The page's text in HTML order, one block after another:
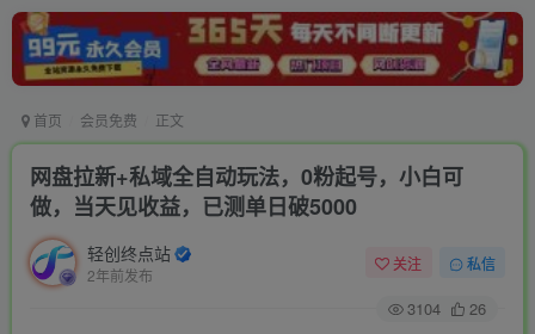
首页 会员免费 正文
网盘拉新+私域全自动玩法，0粉起号，小白可
做，当天见收益，已测单日破5000
轻创终点站
2年前发布
关注 私信
3104 26